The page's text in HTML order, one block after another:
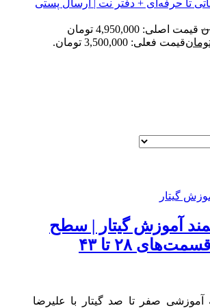
تا حرفه‌ای + دفتر نت | ارسال پستی
قیمت اصلی: 4,950,000 تومان
قیمت فعلی: 3,500,000 تومان.
آموزش گیتار | سطح
۲۸ تا ۴۳
آموزشی صفر تا صد گیتار با علیرضا